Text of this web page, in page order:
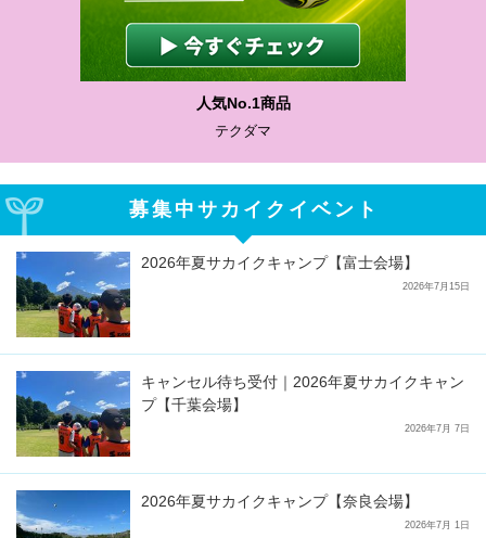
人気No.1商品
テクダマ
募集中サカイクイベント
2026年夏サカイクキャンプ【富士会場】
2026年7月15日
キャンセル待ち受付｜2026年夏サカイクキャン
プ【千葉会場】
2026年7月 7日
2026年夏サカイクキャンプ【奈良会場】
2026年7月 1日